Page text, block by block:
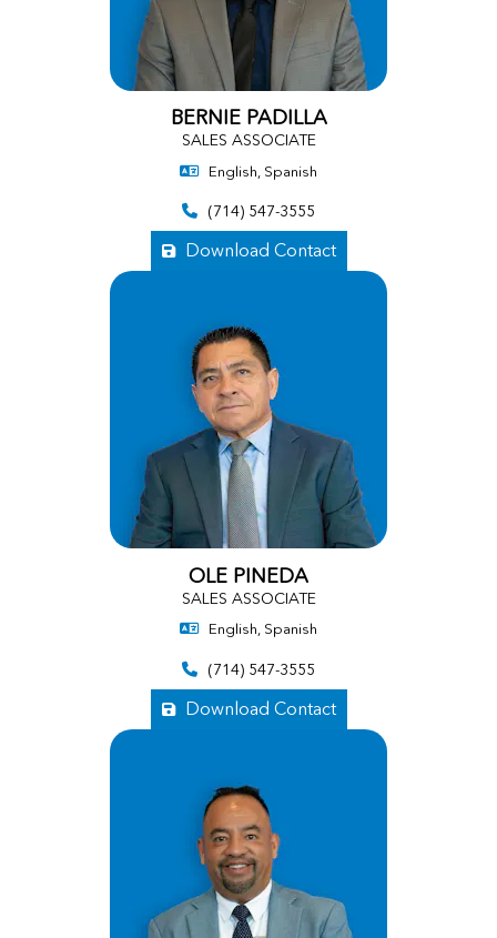
BERNIE PADILLA
SALES ASSOCIATE
English, Spanish
(714) 547-3555
Download Contact
OLE PINEDA
SALES ASSOCIATE
English, Spanish
(714) 547-3555
Download Contact